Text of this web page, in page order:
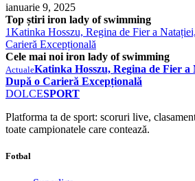
ianuarie 9, 2025
Top știri iron lady of swimming
1Katinka Hosszu, Regina de Fier a
Carieră Excepțională
Cele mai noi iron lady of swimming
ActualeKatinka Hosszu, Regina de Fier a
După o Carieră Excepțională
DOLCESPORT
Platforma ta de sport: scoruri live,
toate campionatele care contează.
Fotbal